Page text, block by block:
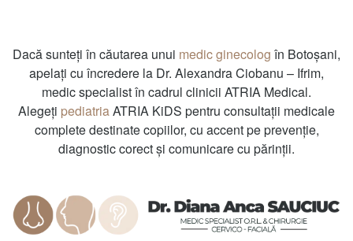
Dacă sunteți în căutarea unui medic ginecolog în Botoșani,
apelați cu încredere la Dr. Alexandra Ciobanu – Ifrim,
medic specialist în cadrul clinicii ATRIA Medical.
Alegeți pediatria ATRIA KiDS pentru consultații medicale
complete destinate copiilor, cu accent pe prevenție,
diagnostic corect și comunicare cu părinții.